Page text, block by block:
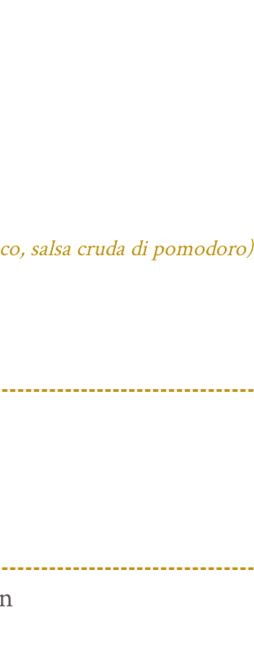
salsa cruda di pomodoro)